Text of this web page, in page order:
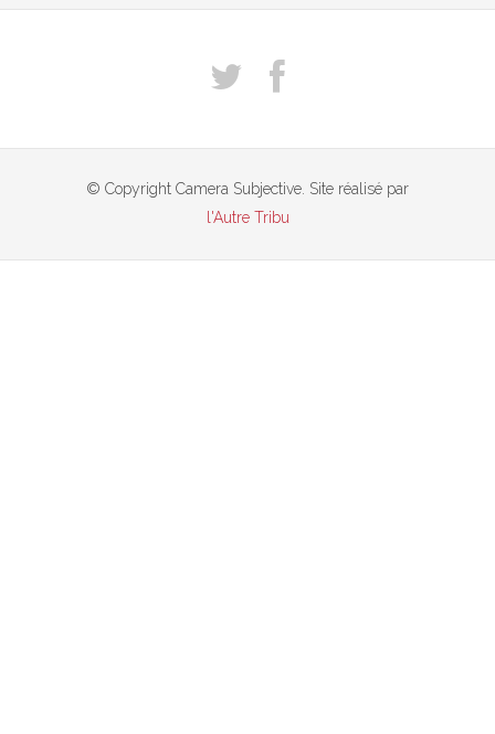
© Copyright Camera Subjective. Site réalisé par
l'Autre Tribu